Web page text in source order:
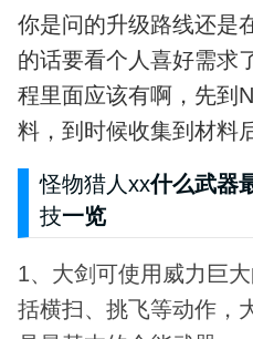
你是问的升级路线还是
的话要看个人喜好需求
程里面应该有啊，先到
料，到时候收集到材料
怪物猎人xx什么武器
技一览
1、大剑可使用威力巨
括横扫、挑飞等动作，